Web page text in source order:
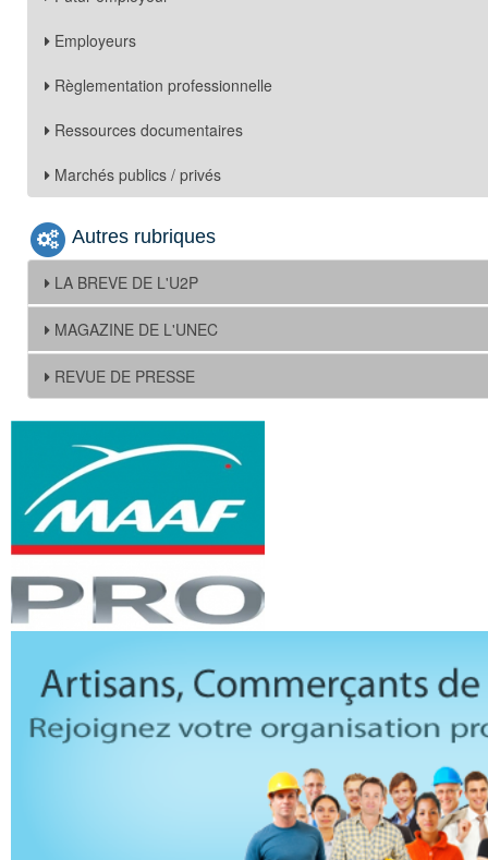
Employeurs
Règlementation professionnelle
Ressources documentaires
Marchés publics / privés
Autres rubriques
LA BREVE DE L'U2P
MAGAZINE DE L'UNEC
REVUE DE PRESSE